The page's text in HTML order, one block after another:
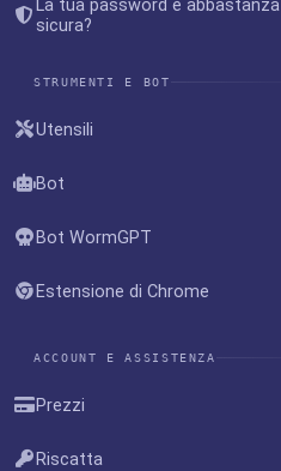
La tua password è abbastanza
sicura?
STRUMENTI E BOT
Utensili
Bot
Bot WormGPT
Estensione di Chrome
ACCOUNT E ASSISTENZA
Prezzi
Riscatta